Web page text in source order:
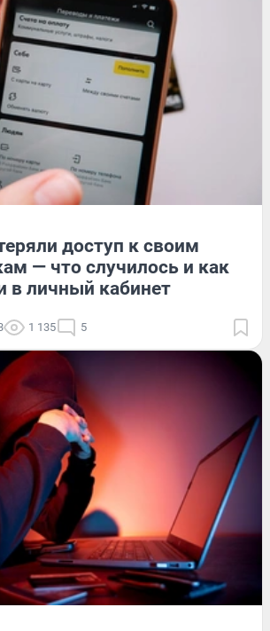
доступ к своим
— что случилось и как
в личный кабинет
1 135 5